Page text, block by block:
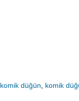
komik düğün
komik